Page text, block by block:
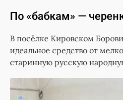
По «бабкам» —
В посёлке Кировском
идеальное средство от
старинную русскую